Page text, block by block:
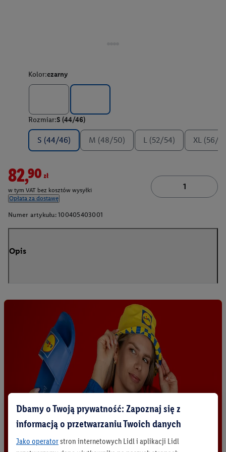
Kolor:czarny
Rozmiar:S (44/46)
S (44/46) M (48/50) L (52/54) XL (56/
82,90zł
w tym VAT bez kosztów wysyłki
Opłata za dostawę
Numer artykułu: 100405403001
Opis
Dbamy o Twoją prywatność: Zapoznaj się z
informacją o przetwarzaniu Twoich danych
Jako operatorstron internetowych Lidl i aplikacji Lidl